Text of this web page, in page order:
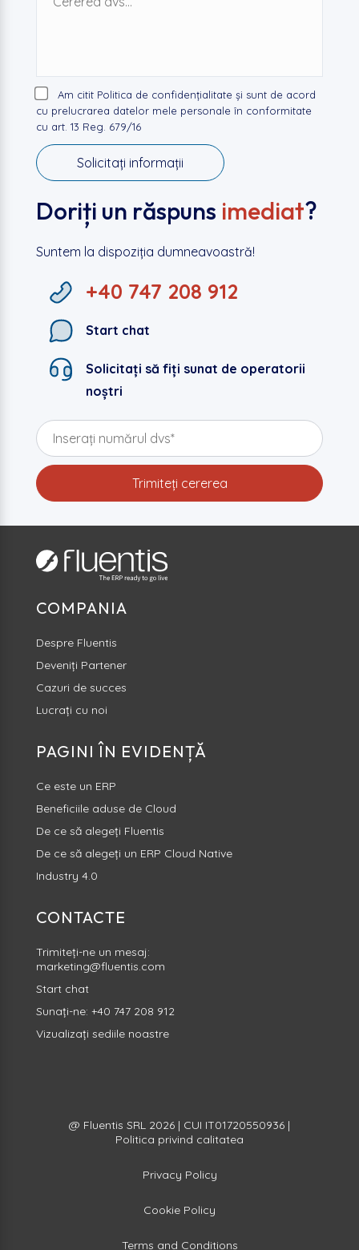
Am citit Politica de confidențialitate și sunt de acord
cu prelucrarea datelor mele personale în conformitate
cu art. 13 Reg. 679/16
Doriți un răspuns imediat?
Suntem la dispoziția dumneavoastră!
+40 747 208 912
Start chat
Solicitați să fiți sunat de operatorii
noștri
COMPANIA
Despre Fluentis
Deveniți Partener
Cazuri de succes
Lucrați cu noi
PAGINI ÎN EVIDENȚĂ
Ce este un ERP
Beneficiile aduse de Cloud
De ce să alegeți Fluentis
De ce să alegeți un ERP Cloud Native
Industry 4.0
CONTACTE
Trimiteți-ne un mesaj:
marketing@fluentis.com
Start chat
Sunați-ne: +40 747 208 912
Vizualizați sediile noastre
@ Fluentis SRL 2026 | CUI IT01720550936 |
Politica privind calitatea
Privacy Policy
Cookie Policy
Terms and Conditions